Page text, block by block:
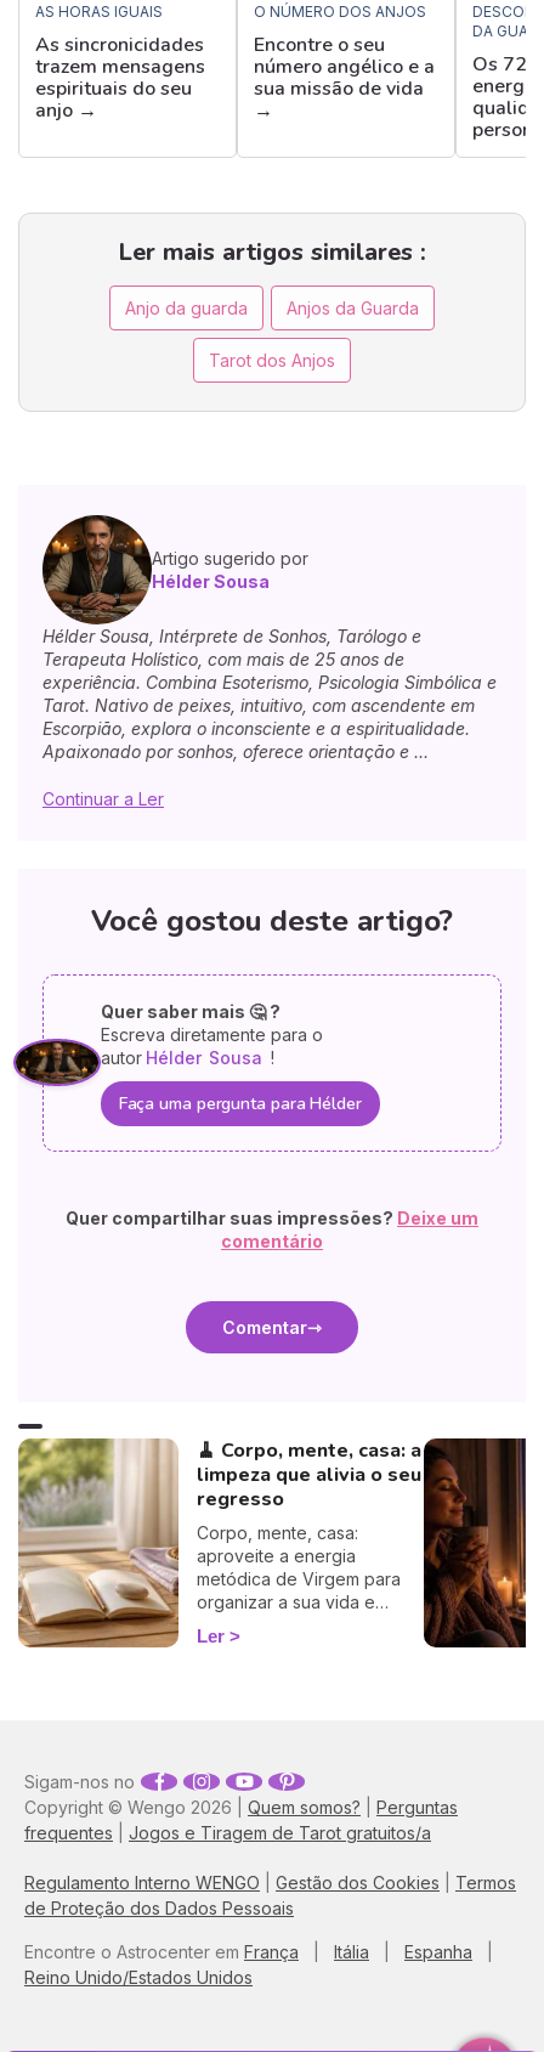
AS HORAS IGUAIS
As sincronicidades
trazem mensagens
espirituais do seu
anjo →
O NÚMERO DOS ANJOS
Encontre o seu
número angélico e a
sua missão de vida
→
DA
Os 72
Ler mais artigos similares :
Anjo da guarda Anjos da Guarda
Tarot dos Anjos
Artigo sugerido por
Hélder Sousa
Hélder Sousa, Intérprete de Sonhos, Tarólogo e
Terapeuta Holístico, com mais de 25 anos de
experiência. Combina Esoterismo, Psicologia Simbólica e
Tarot. Nativo de peixes, intuitivo, com ascendente em
Escorpião, explora o inconsciente e a espiritualidade.
Apaixonado por sonhos, oferece orientação e ...
Continuar a Ler
Você gostou deste artigo?
Quer saber mais 🤔 ?
Escreva diretamente para o
autor Hélder Sousa !
Faça uma pergunta para Hélder
Quer compartilhar suas impressões? Deixe um
comentário
Comentar
🧹 Corpo, mente, casa: a
limpeza que alivia o seu
regresso
Corpo, mente, casa:
aproveite a energia
metódica de Virgem para
organizar a sua vida e
encarar o regresso de
2026 com leveza. O guia da
Ler
Copyright © Wengo 2026 | Quem somos?
Perguntas
frequentes
Jogos e Tiragem de Tarot gratuitos/a
Regulamento Interno WENGO Gestão dos Cookies
Termos
de Proteção dos Dados Pessoais
Sigam-nos no
Encontre o Astrocenter em França Itália Espanha
Reino Unido/Estados Unidos